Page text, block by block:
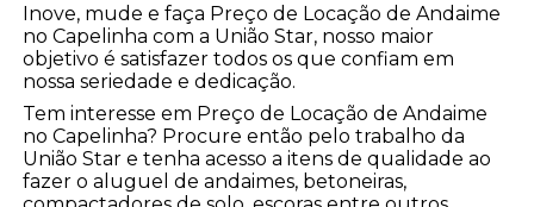
Inove, mude e faça Preço de Locação de Andaime
no Capelinha com a União Star, nosso maior
objetivo é satisfazer todos os que confiam em
nossa seriedade e dedicação.
Tem interesse em Preço de Locação de Andaime
no Capelinha? Procure então pelo trabalho da
União Star e tenha acesso a itens de qualidade ao
fazer o aluguel de andaimes, betoneiras,